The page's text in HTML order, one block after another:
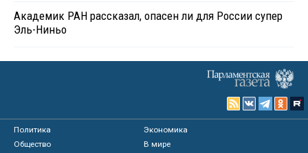
Академик РАН рассказал, опасен ли для России супер
Эль-Ниньо
Политика
Экономика
Общество
В мире